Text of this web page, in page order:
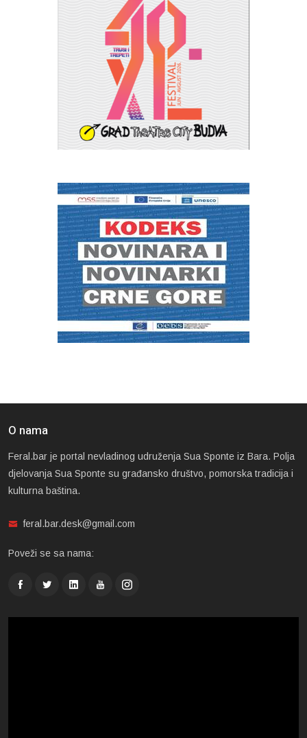
O nama
Feral.bar je portal nevladinog udruženja Sua Sponte iz Bara. Polja
djelovanja Sua Sponte su građansko društvo, pomorska tradicija i
kulturna baština.
feral.bar.desk@gmail.com
Poveži se sa nama: